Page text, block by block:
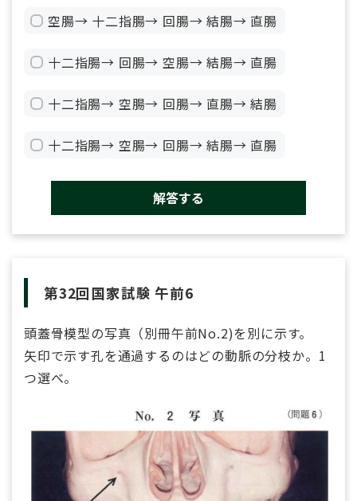
空腸→ 十二指腸→ 回腸→ 結腸→ 直腸
十二指腸→ 回腸→ 空腸→ 結腸→ 直腸
十二指腸→ 空腸→ 回腸→ 直腸→ 結腸
十二指腸→ 空腸→ 回腸→ 結腸→ 直腸
解答する
第32回国家試験 午前6
頭蓋骨模型の写真（別冊午前No.2)を別に示す。
矢印で示す孔を通過するのはどの動脈の分枝か。1
つ選べ。